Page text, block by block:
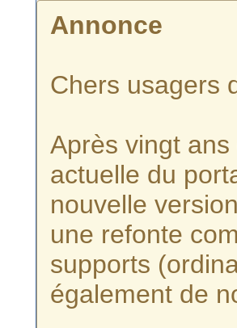
Annonce
Chers usagers
Après vingt
actuelle du
nouvelle
une refonte
supports
également de